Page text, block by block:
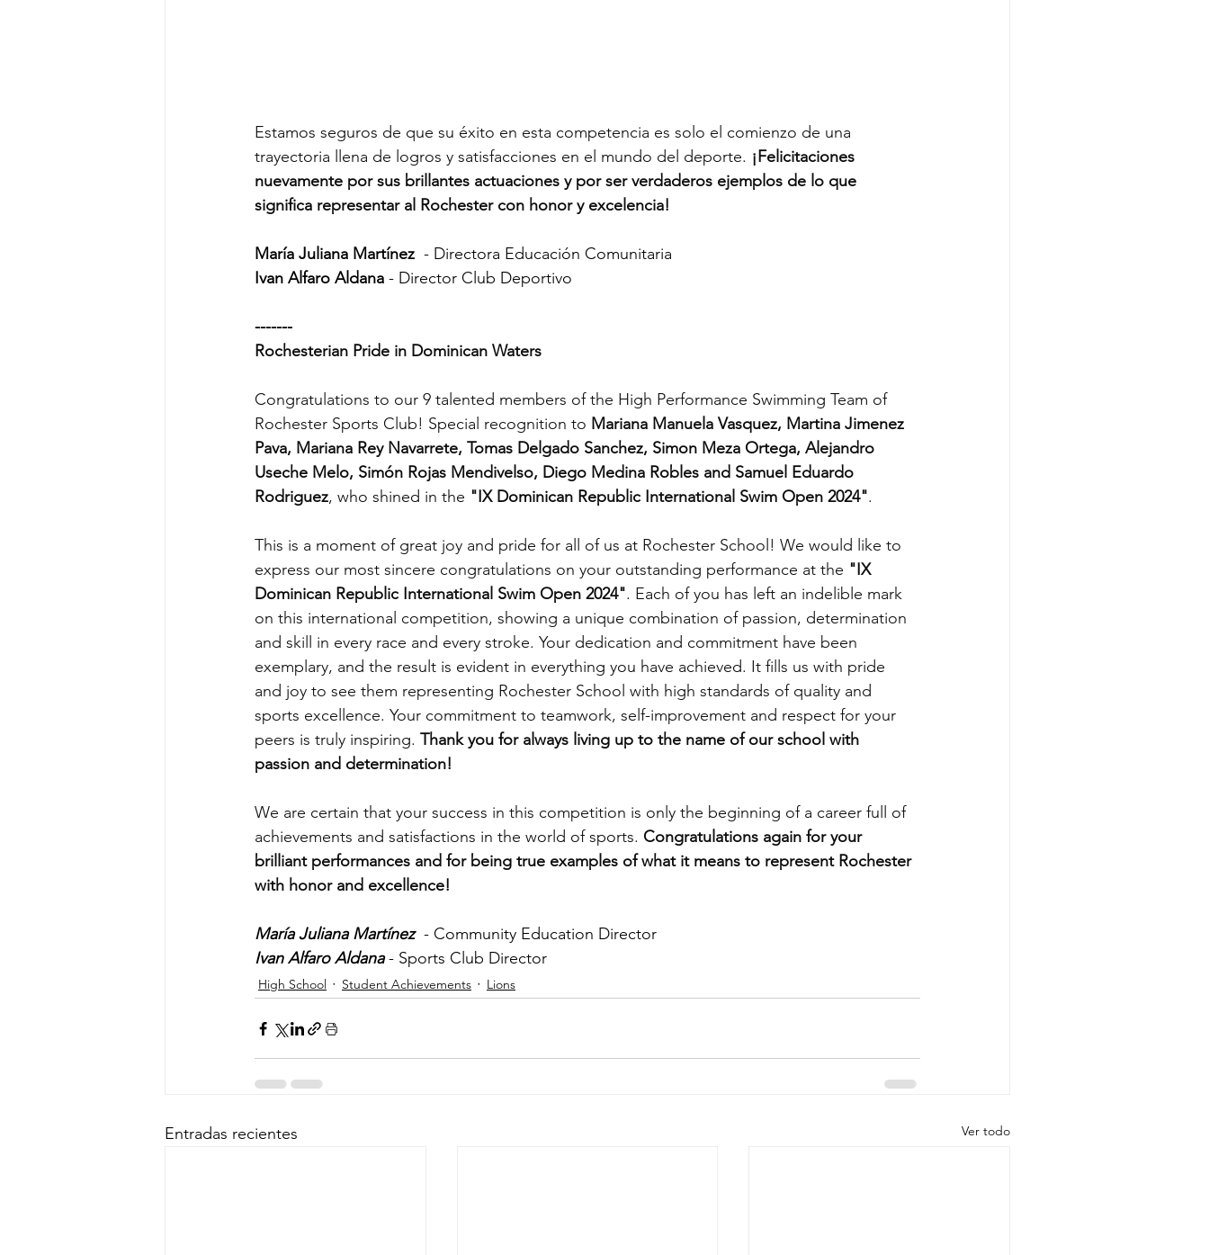
Estamos seguros de que su éxito en esta competencia es solo el comienzo de una
trayectoria llena de logros y satisfacciones en el mundo del deporte. ¡Felicitaciones
nuevamente por sus brillantes actuaciones y por ser verdaderos ejemplos de lo que
significa representar al Rochester con honor y excelencia!
María Juliana Martínez - Directora Educación Comunitaria
Ivan Alfaro Aldana - Director Club Deportivo
-------
Rochesterian Pride in Dominican Waters
Congratulations to our 9 talented members of the High Performance Swimming Team of
Rochester Sports Club! Special recognition to Mariana Manuela Vasquez, Martina Jimenez
Pava, Mariana Rey Navarrete, Tomas Delgado Sanchez, Simon Meza Ortega, Alejandro
Useche Melo, Simón Rojas Mendivelso, Diego Medina Robles and Samuel Eduardo
Rodriguez, who shined in the "IX Dominican Republic International Swim Open 2024".
This is a moment of great joy and pride for all of us at Rochester School! We would like to
express our most sincere congratulations on your outstanding performance at the "IX
Dominican Republic International Swim Open 2024". Each of you has left an indelible mark
on this international competition, showing a unique combination of passion, determination
and skill in every race and every stroke. Your dedication and commitment have been
exemplary, and the result is evident in everything you have achieved. It fills us with pride
and joy to see them representing Rochester School with high standards of quality and
sports excellence. Your commitment to teamwork, self-improvement and respect for your
peers is truly inspiring. Thank you for always living up to the name of our school with
passion and determination!
We are certain that your success in this competition is only the beginning of a career full of
achievements and satisfactions in the world of sports. Congratulations again for your
brilliant performances and for being true examples of what it means to represent Rochester
with honor and excellence!
María Juliana Martínez - Community Education Director
Ivan Alfaro Aldana - Sports Club Director
High School Student Achievements Lions
Entradas recientes Ver todo